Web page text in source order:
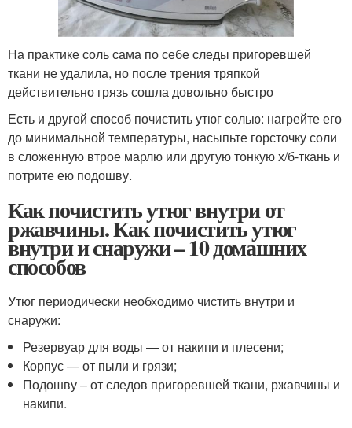
На практике соль сама по себе следы пригоревшей
ткани не удалила, но после трения тряпкой
действительно грязь сошла довольно быстро
Есть и другой способ почистить утюг солью: нагрейте его
до минимальной температуры, насыпьте горсточку соли
в сложенную втрое марлю или другую тонкую х/б-ткань и
потрите ею подошву.
Как почистить утюг внутри от
ржавчины. Как почистить утюг
внутри и снаружи – 10 домашних
способов
Утюг периодически необходимо чистить внутри и
снаружи:
Резервуар для воды — от накипи и плесени;
Корпус — от пыли и грязи;
Подошву – от следов пригоревшей ткани, ржавчины и
накипи.